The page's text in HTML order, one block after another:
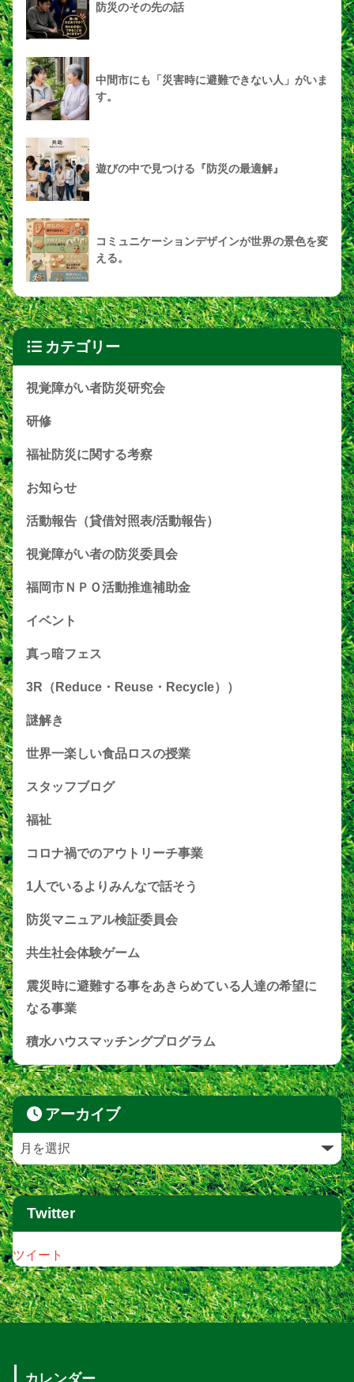
防災のその先の話
中間市にも「災害時に避難できない人」がいま
す。
遊びの中で見つける『防災の最適解』
コミュニケーションデザインが世界の景色を変
える。
カテゴリー
視覚障がい者防災研究会
研修
福祉防災に関する考察
お知らせ
活動報告（貸借対照表/活動報告）
視覚障がい者の防災委員会
福岡市ＮＰＯ活動推進補助金
イベント
真っ暗フェス
3R（Reduce・Reuse・Recycle））
謎解き
世界一楽しい食品ロスの授業
スタッフブログ
福祉
コロナ禍でのアウトリーチ事業
1人でいるよりみんなで話そう
防災マニュアル検証委員会
共生社会体験ゲーム
震災時に避難する事をあきらめている人達の希望に
なる事業
積水ハウスマッチングプログラム
アーカイブ
Twitter
ツイート